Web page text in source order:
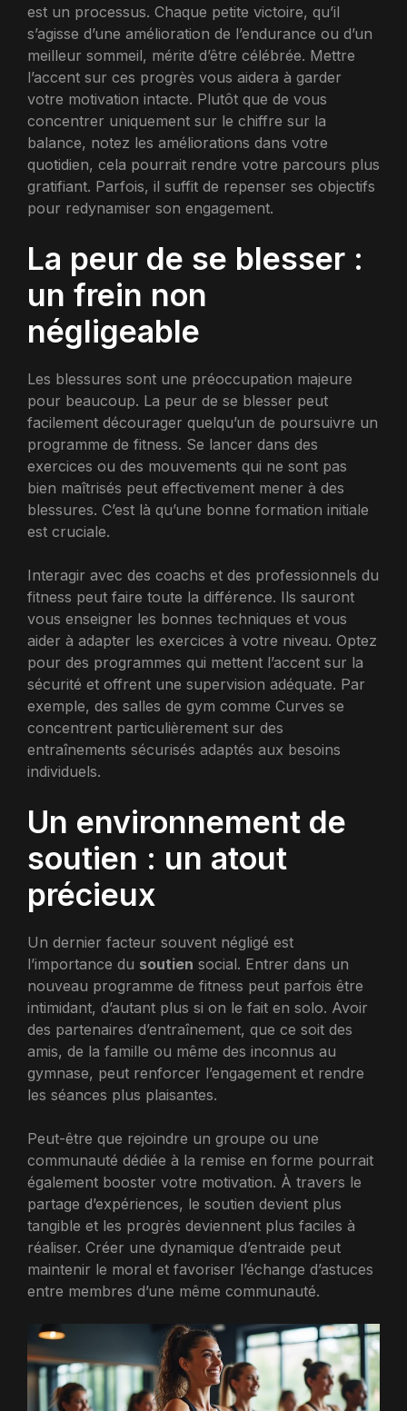
est un processus. Chaque petite victoire, qu’il
s’agisse d’une amélioration de l’endurance ou d’un
meilleur sommeil, mérite d’être célébrée. Mettre
l’accent sur ces progrès vous aidera à garder
votre motivation intacte. Plutôt que de vous
concentrer uniquement sur le chiffre sur la
balance, notez les améliorations dans votre
quotidien, cela pourrait rendre votre parcours plus
gratifiant. Parfois, il suffit de repenser ses objectifs
pour redynamiser son engagement.
La peur de se blesser :
un frein non
négligeable
Les blessures sont une préoccupation majeure
pour beaucoup. La peur de se blesser peut
facilement décourager quelqu’un de poursuivre un
programme de fitness. Se lancer dans des
exercices ou des mouvements qui ne sont pas
bien maîtrisés peut effectivement mener à des
blessures. C’est là qu’une bonne formation initiale
est cruciale.
Interagir avec des coachs et des professionnels du
fitness peut faire toute la différence. Ils sauront
vous enseigner les bonnes techniques et vous
aider à adapter les exercices à votre niveau. Optez
pour des programmes qui mettent l’accent sur la
sécurité et offrent une supervision adéquate. Par
exemple, des salles de gym comme Curves se
concentrent particulièrement sur des
entraînements sécurisés adaptés aux besoins
individuels.
Un environnement de
soutien : un atout
précieux
Un dernier facteur souvent négligé est
l’importance du soutien social. Entrer dans un
nouveau programme de fitness peut parfois être
intimidant, d’autant plus si on le fait en solo. Avoir
des partenaires d’entraînement, que ce soit des
amis, de la famille ou même des inconnus au
gymnase, peut renforcer l’engagement et rendre
les séances plus plaisantes.
Peut-être que rejoindre un groupe ou une
communauté dédiée à la remise en forme pourrait
également booster votre motivation. À travers le
partage d’expériences, le soutien devient plus
tangible et les progrès deviennent plus faciles à
réaliser. Créer une dynamique d’entraide peut
maintenir le moral et favoriser l’échange d’astuces
entre membres d’une même communauté.